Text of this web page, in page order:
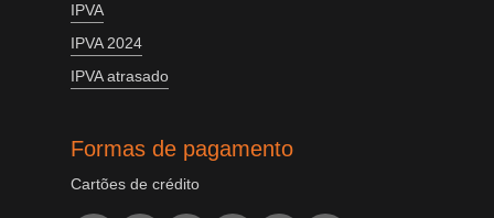
IPVA
IPVA 2024
IPVA atrasado
Formas de pagamento
Cartões de crédito